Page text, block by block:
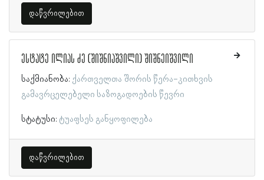
დაწვრილებით
ესტატე ილიას ძე (შიშნიაშვილი) შიშნეიშვილი
საქმიანობა: ქართველთა შორის წერა-კითხვის
გამავრცელებელი საზოგადოების წევრი
სტატუსი: ტუაფსეს განყოფილება
დაწვრილებით